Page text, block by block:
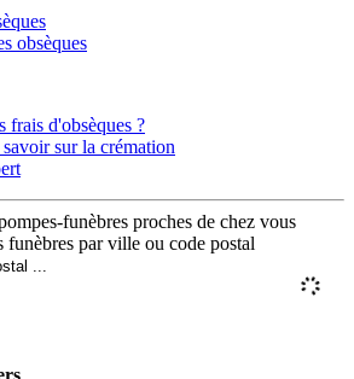
obsèques
frais d'obsèques ?
sur la crémation
funèbres proches de chez vous
funèbres par ville ou code postal